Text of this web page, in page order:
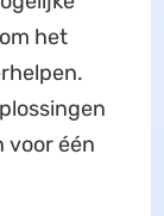
het
voor één